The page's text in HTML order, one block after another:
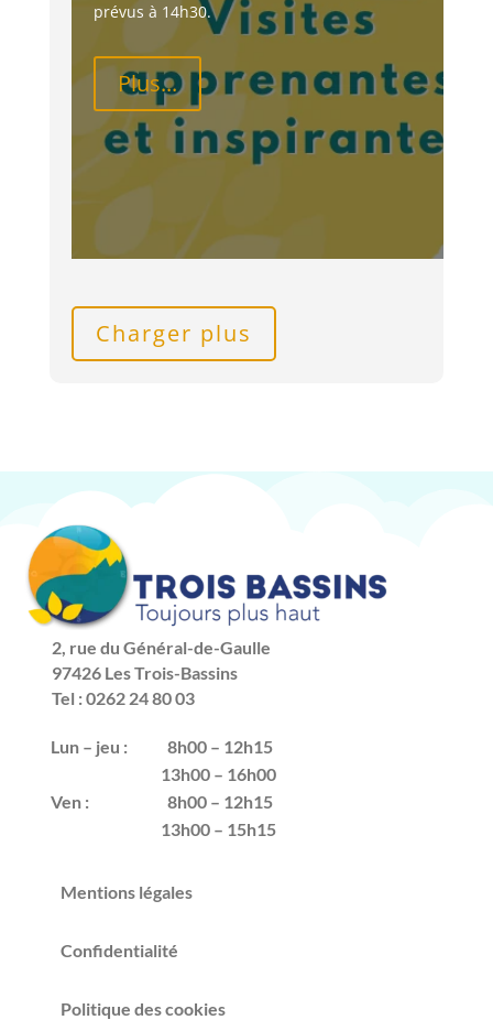
prévus à 14h30.
Plus...
Charger plus
2, rue du Général-de-Gaulle
97426 Les Trois-Bassins
Tel : 0262 24 80 03
Lun – jeu :
8h00 – 12h15
13h00 – 16h00
Ven :
8h00 – 12h15
13h00 – 15h15
Mentions légales
Confidentialité
Politique des cookies